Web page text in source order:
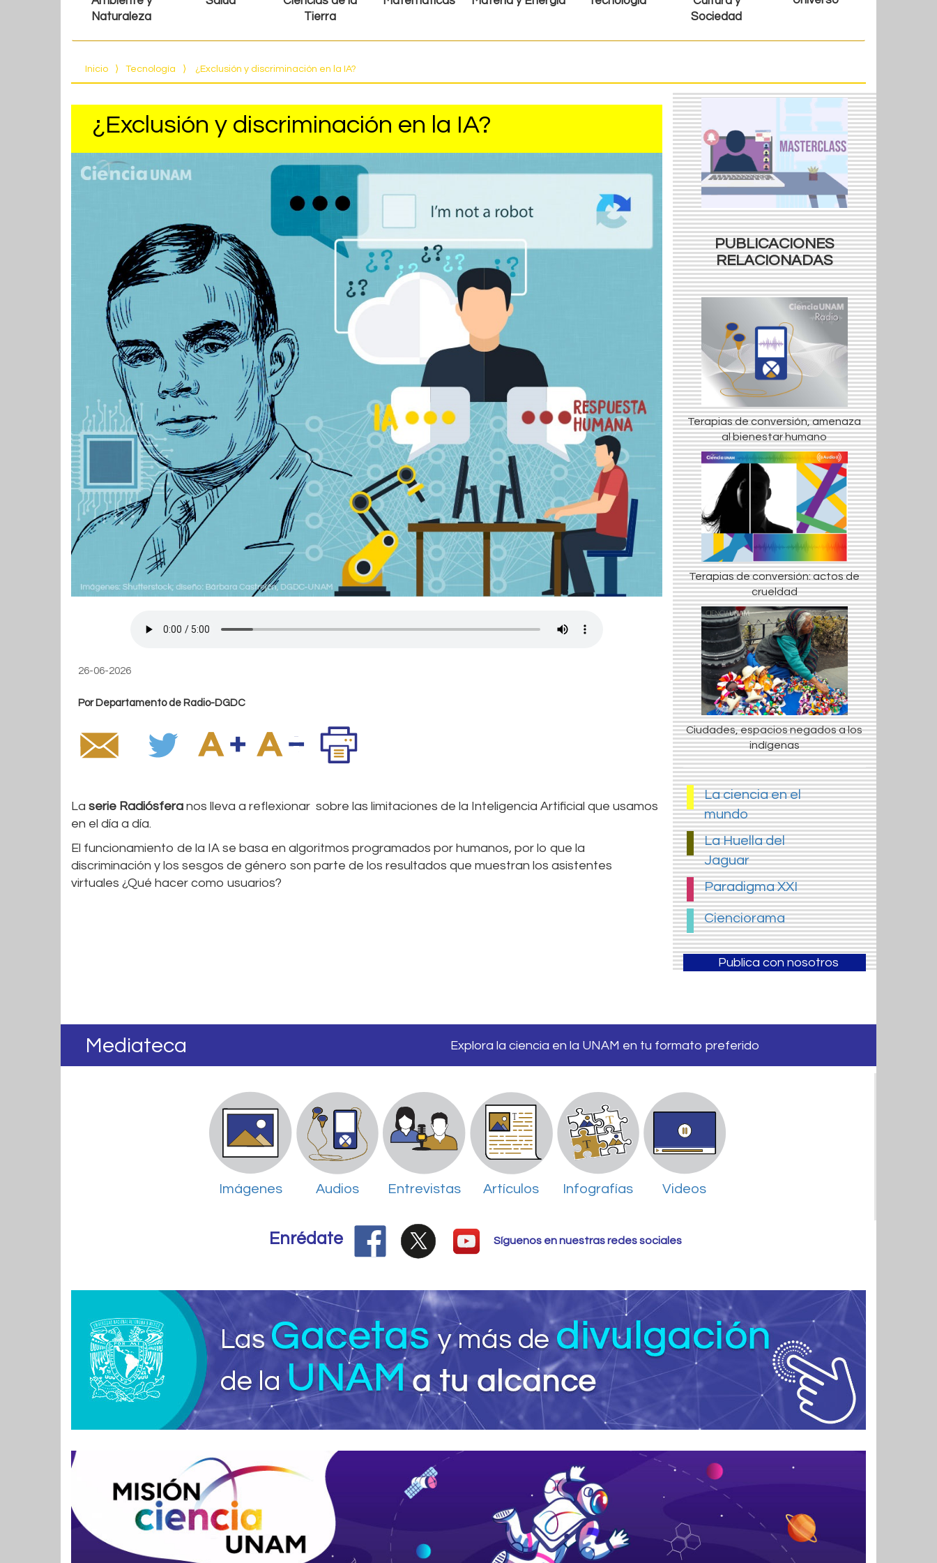
Naturaleza
Tierra
Sociedad
Inicio ⟩ Tecnología ⟩ ¿Exclusión y discriminación en la IA?
¿Exclusión y discriminación en la IA?
26-06-2026
Por Departamento de Radio-DGDC
La serie Radiósfera nos lleva a reflexionar sobre las limitaciones de la Inteligencia Artificial que usamos
en el día a día.
El funcionamiento de la IA se basa en algoritmos programados por humanos, por lo que la
discriminación y los sesgos de género son parte de los resultados que muestran los asistentes
virtuales ¿Qué hacer como usuarios?
PUBLICACIONES
RELACIONADAS
Terapias de conversión, amenaza
al bienestar humano
Terapias de conversión: actos de
crueldad
Ciudades, espacios negados a los
indígenas
La ciencia en el
mundo
La Huella del
Jaguar
Paradigma XXI
Cienciorama
Publica con nosotros
Mediateca Explora la ciencia en la UNAM en tu formato preferido
Imágenes Audios Entrevistas Artículos Infografías Videos
Enrédate Síguenos en nuestras redes sociales